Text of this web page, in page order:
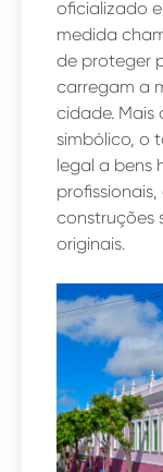
oficializado
medida
de proteger
carregam a
cidade. Mais
simbólico, o
legal a bens
construções
originais.